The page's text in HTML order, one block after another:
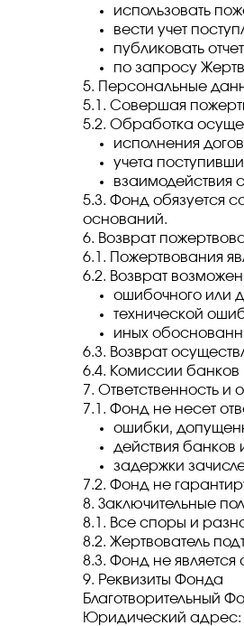
использовать
вести учет
публиковать
по запросу
5. Персональные
5.1. Совершая
5.2. Обработка
исполнения
учета
взаимодействия
5.3. Фонд обязуется
оснований.
6. Возврат
6.1. Пожертвования
6.2. Возврат
ошибочного или
технической
иных
6.3. Возврат
6.4. Комиссии банков
7. Ответственность и
7.1. Фонд не несет
ошибки,
действия банков
задержки
7.2. Фонд не
8. Заключительные
8.1. Все споры и
8.2. Жертвователь
8.3. Фонд не
9. Реквизиты Фонда
Благотворительный
Юридический адрес: